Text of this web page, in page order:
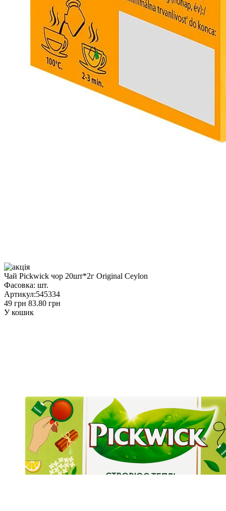
Чай Pickwick чор 20шт*2г Original Ceylon
Фасовка: шт.
Артикул:545334
49 грн 83.80 грн
У кошик